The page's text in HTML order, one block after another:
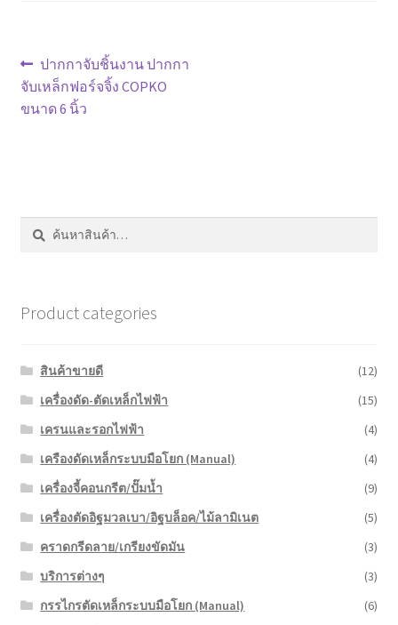
สินค้า COPKO
หน้าแรก COPKO
แนะแนว
เรื่อง
Previous
post:
ปากกาจับชิ้นงาน ปากกา
จับเหล็กฟอร์จจิ้ง COPKO
ขนาด 6 นิ้ว
ค้นหา:
ค้นหา
Product categories
สินค้าขายดี
(12)
เครื่องดัด-ตัดเหล็กไฟฟ้า
(15)
เครนและรอกไฟฟ้า
(4)
เครืองดัดเหล็กระบบมือโยก (Manual)
(4)
เครื่องจี้คอนกรีต/ปั๊มน้ำ
(9)
เครื่องตัดอิฐมวลเบา/อิฐบล็อค/ไม้ลามิเนต
(5)
คราดกรีดลาย/เกรียงขัดมัน
(3)
บริการต่างๆ
(3)
กรรไกรตัดเหล็กระบบมือโยก (Manual)
(6)